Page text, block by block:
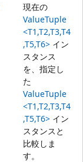
現在の
ValueTuple
<T1,T2,T3,T4
,T5,T6> イン
スタンス
を、指定し
た
ValueTuple
<T1,T2,T3,T4
,T5,T6> イン
スタンスと
比較しま
す。